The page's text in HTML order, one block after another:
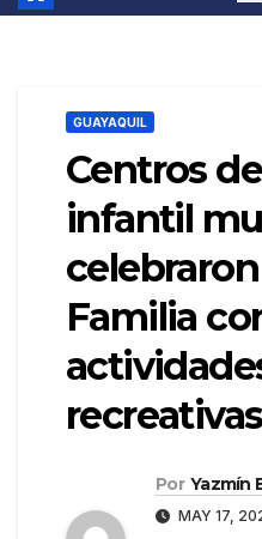
GUAYAQUIL
Centros
infantil
Familia
recreativas
Por Yazmín
MAY 17,